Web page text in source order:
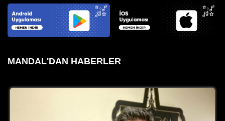
MANDAL'DAN HABERLER